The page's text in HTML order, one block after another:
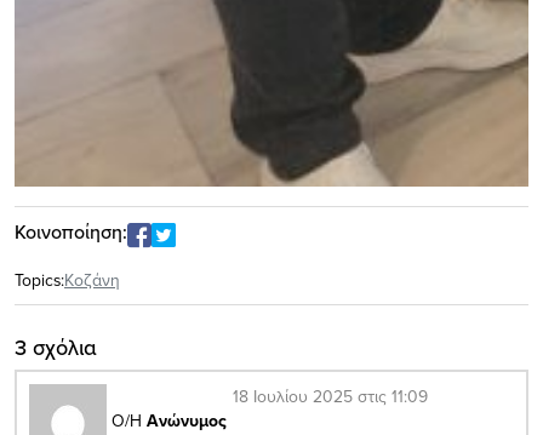
Κοινοποίηση:
Topics:Κοζάνη
3 σχόλια
Ο/Η Ανώνυμος
18 Ιουλίου 2025 στις 11:09